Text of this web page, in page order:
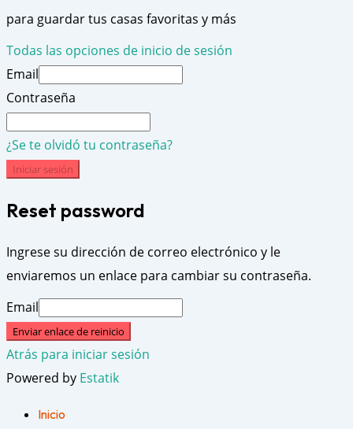
para guardar tus casas favoritas y más
Todas las opciones de inicio de sesión
Email
Contraseña
¿Se te olvidó tu contraseña?
Iniciar sesión
Reset password
Ingrese su dirección de correo electrónico y le
enviaremos un enlace para cambiar su contraseña.
Email
Enviar enlace de reinicio
Atrás para iniciar sesión
Powered by Estatik
Inicio